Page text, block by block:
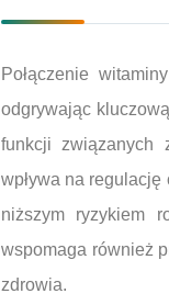
Połączenie
odgrywając
funkcji związanych
wpływa na
niższym ryzykiem
wspomaga również
zdrowia.